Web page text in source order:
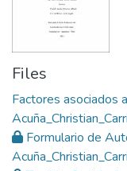
Files
Factores asociados
Formulario de